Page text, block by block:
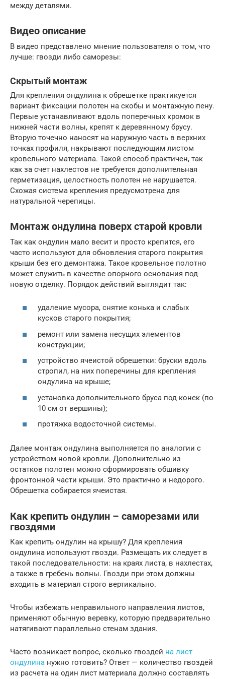
между деталями.
Видео описание
В видео представлено мнение пользователя о том, что
лучше: гвозди либо саморезы:
Скрытый монтаж
Для крепления ондулина к обрешетке практикуется
вариант фиксации полотен на скобы и монтажную пену.
Первые устанавливают вдоль поперечных кромок в
нижней части волны, крепят к деревянному брусу.
Вторую точечно наносят на наружную часть в верхних
точках профиля, накрывают последующим листом
кровельного материала. Такой способ практичен, так
как за счет нахлестов не требуется дополнительная
герметизация, целостность полотен не нарушается.
Схожая система крепления предусмотрена для
натуральной черепицы.
Монтаж ондулина поверх старой кровли
Так как ондулин мало весит и просто крепится, его
часто используют для обновления старого покрытия
крыши без его демонтажа. Такое кровельное полотно
может служить в качестве опорного основания под
новую отделку. Порядок действий выглядит так:
удаление мусора, снятие конька и слабых
кусков старого покрытия;
ремонт или замена несущих элементов
конструкции;
устройство ячеистой обрешетки: бруски вдоль
стропил, на них поперечины для крепления
ондулина на крыше;
установка дополнительного бруса под конек (по
10 см от вершины);
протяжка водосточной системы.
Далее монтаж ондулина выполняется по аналогии с
устройством новой кровли. Дополнительно из
остатков полотен можно сформировать обшивку
фронтонной части крыши. Это практично и недорого.
Обрешетка собирается ячеистая.
Как крепить ондулин – саморезами или
гвоздями
Как крепить ондулин на крышу? Для крепления
ондулина используют гвозди. Размещать их следует в
такой последовательности: на краях листа, в нахлестах,
а также в гребень волны. Гвозди при этом должны
входить в материал строго вертикально.
Чтобы избежать неправильного направления листов,
применяют обычную веревку, которую предварительно
натягивают параллельно стенам здания.
Часто возникает вопрос, сколько гвоздей на лист
ондулина нужно готовить? Ответ — количество гвоздей
из расчета на один лист материала должно составлять